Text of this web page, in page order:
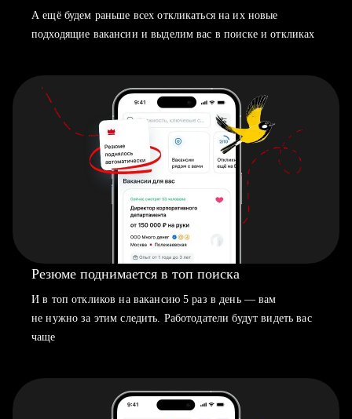
А ещё будем раньше всех откликаться на их новые
подходящие вакансии и выделим вас в поиске и откликах
Резюме поднимается в топ поиска
И в топ откликов на вакансию 5 раз в день — вам
не нужно за этим следить. Работодатели будут видеть вас
чаще